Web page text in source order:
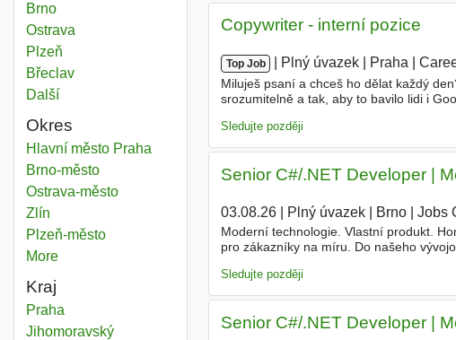
Web development program
Brno
Web development program
Ostrava
Web development program
Plzeň
Web development program
Břeclav
Dalšíměsta
Okres
Web development program
Hlavní město Praha
Web development program
Brno-městoOkres
Web development program
Ostrava-městoOkres
Web development program
Zlín
Web development program
Plzeň-městoOkres
Moredistricts
Kraj
Web development program
Praha
Web development program
JihomoravskýKraj
Copywriter - interní pozice
Top Job Plný úvazek Praha
Miluješ psaní a chceš ho dělat každý
srozumitelně a tak, aby to bavilo lidi i
Sledujte později
Senior C#/.NET Developer |
03.08.26| Plný úvazek| Brno| Jobs
Moderní technologie. Vlastní produkt.
pro zákazníky na míru. Do našeho
Sledujte později
Senior C#/.NET Developer |